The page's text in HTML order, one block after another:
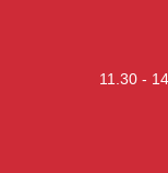
11.30 -